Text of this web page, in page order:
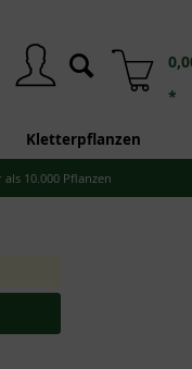
*
Kletterpflanzen
als 10.000 Pflanzen